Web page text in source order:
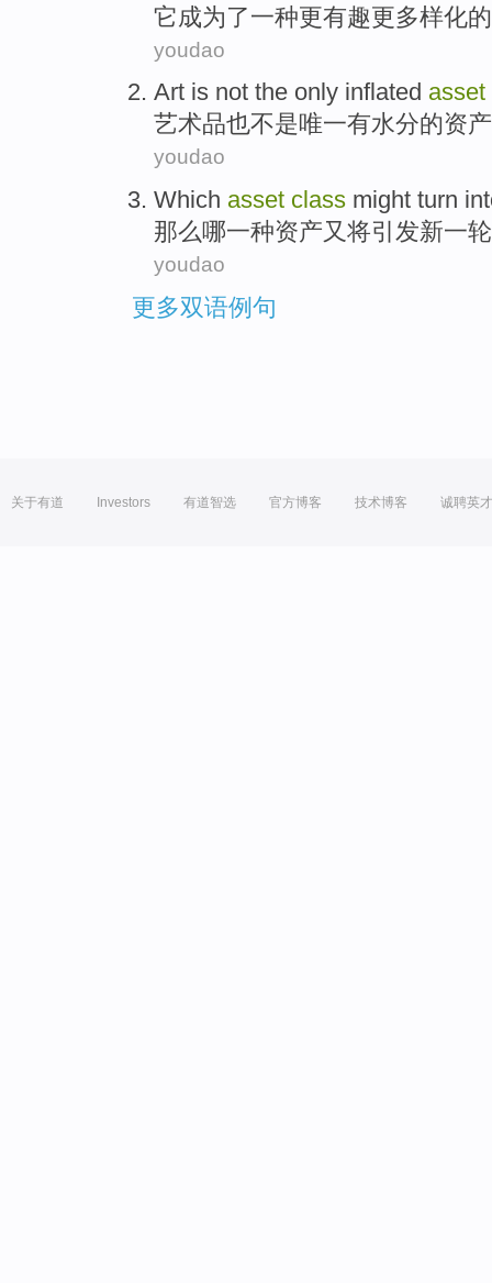
它成为了一种更有趣更多样化的
youdao
Art is not the only inflated asset
艺术品也不是唯一有水分的资产
youdao
Which asset class might turn
那么哪一种资产又将引发新一轮
youdao
更多双语例句
关于有道 Investors 有道智选 官方博客 技术博客 诚聘英才